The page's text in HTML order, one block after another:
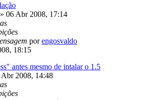
» 06 Abr 2008, 17:14
porengosvaldo
18:15
antes mesmo de intalar o 1.5
Abr 2008, 14:48